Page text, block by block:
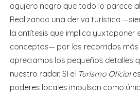
agujero negro que todo lo parece
Realizando una deriva turística
la antítesis que implica yuxtaponer
conceptos— por los recorridos más
apreciamos los pequeños detalles
nuestro radar. Si el Turismo Oficial
poderes locales impulsan como